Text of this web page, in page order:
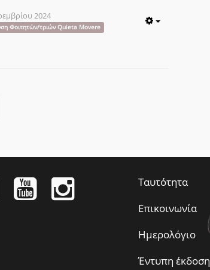
2024
Φοιτητών/τριών Quieta Movere
Ταυτότητα
Επικοινωνία
Ημερολόγιο
Έντυπη έκδοση